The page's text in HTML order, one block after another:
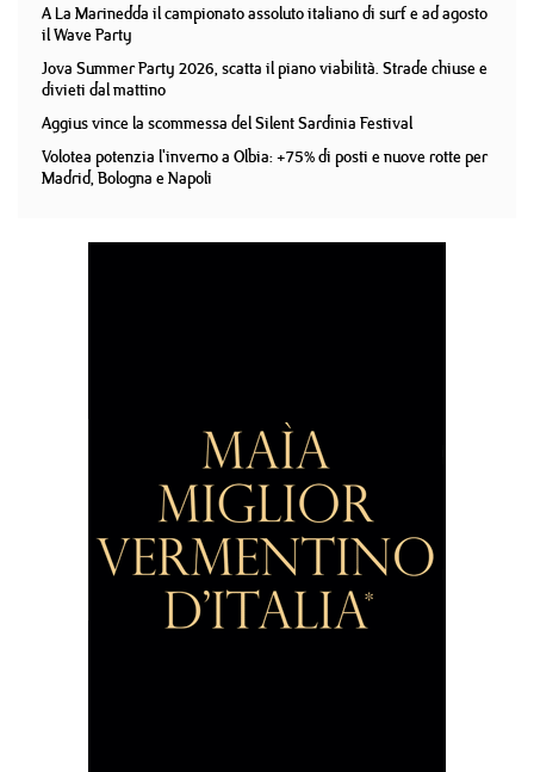
A La Marinedda il campionato assoluto italiano di surf e ad agosto
il Wave Party
Jova Summer Party 2026, scatta il piano viabilità. Strade chiuse e
divieti dal mattino
Aggius vince la scommessa del Silent Sardinia Festival
Volotea potenzia l'inverno a Olbia: +75% di posti e nuove rotte per
Madrid, Bologna e Napoli